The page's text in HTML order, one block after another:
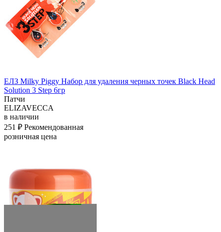
ЕЛЗ Milky Piggy Набор для удаления черных точек Black Head
Solution 3 Step 6гр
Патчи
ELIZAVECCA
в наличии
251 ₽ Рекомендованная
розничная цена